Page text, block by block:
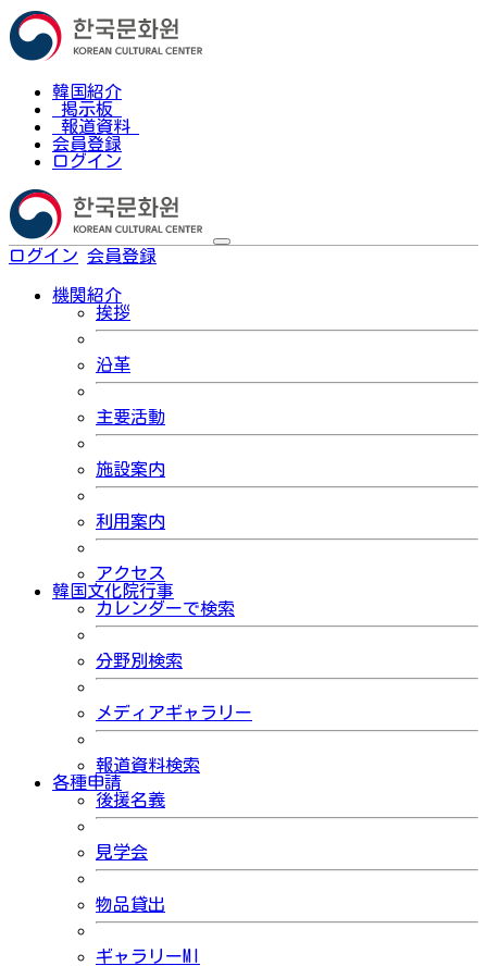
韓国紹介
掲示板
報道資料
会員登録
ログイン
ログイン 会員登録
機関紹介
挨拶
沿革
主要活動
施設案内
利用案内
アクセス
韓国文化院行事
カレンダーで検索
分野別検索
メディアギャラリー
報道資料検索
各種申請
後援名義
見学会
物品貸出
ギャラリーMI